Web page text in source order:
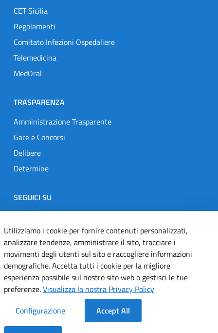
CET Sicilia
Regolamenti
Comitato Infezioni Ospedaliere
Telemedicina
MedOral
TRASPARENZA
Amministrazione Trasparente
Gare e Concorsi
Delibere
Determine
SEGUICI SU
Designers Italia
TwitterInstagramYoutubeLinkedin
Dichiarazione di accessibilità
Informativa cookie
Note legali
Utilizziamo i cookie per fornire contenuti personalizzati,
analizzare tendenze, amministrare il sito, tracciare i
movimenti degli utenti sul sito e raccogliere informazioni
demografiche. Accetta tutti i cookie per la migliore
esperienza possibile sul nostro sito web o gestisci le tue
preferenze.Visualizza la nostra Privacy Policy
Configurazione
Accept All